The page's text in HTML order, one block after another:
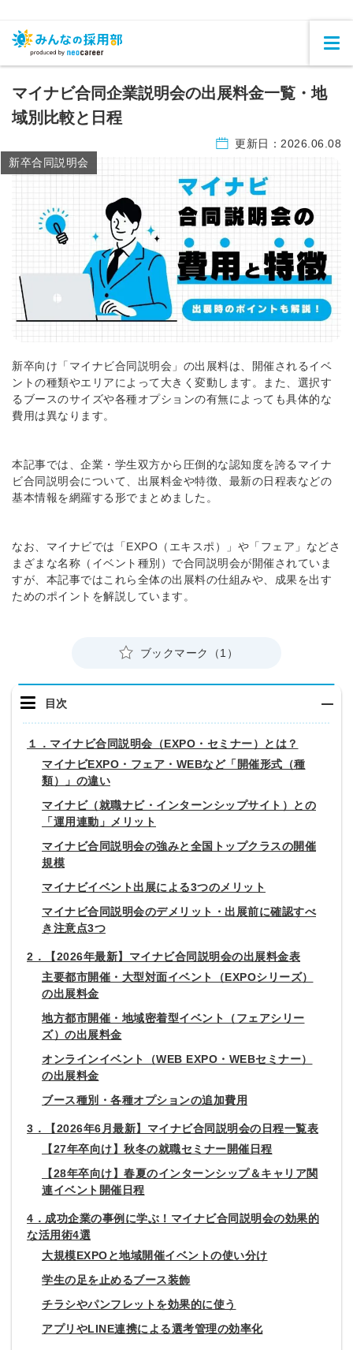
マイナビ合同企業説明会の出展料金一覧・地
域別比較と日程
更新日： 2026.06.08
新卒合同説明会
新卒向け「マイナビ合同説明会」の出展料は、開催されるイベ
ントの種類やエリアによって大きく変動します。また、選択す
るブースのサイズや各種オプションの有無によっても具体的な
費用は異なります。
本記事では、企業・学生双方から圧倒的な認知度を誇るマイナ
ビ合同説明会について、出展料金や特徴、最新の日程表などの
基本情報を網羅する形でまとめました。
なお、マイナビでは「EXPO（エキスポ）」や「フェア」などさ
まざまな名称（イベント種別）で合同説明会が開催されていま
すが、本記事ではこれら全体の出展料の仕組みや、成果を出す
ためのポイントを解説しています。
ブックマーク（1）
目次
１．マイナビ合同説明会（EXPO・セミナー）とは？
マイナビEXPO・フェア・WEBなど「開催形式（種
類）」の違い
マイナビ（就職ナビ・インターンシップサイト）との
「運用連動」メリット
マイナビ合同説明会の強みと全国トップクラスの開催
規模
マイナビイベント出展による3つのメリット
マイナビ合同説明会のデメリット・出展前に確認すべ
き注意点3つ
2．【2026年最新】マイナビ合同説明会の出展料金表
主要都市開催・大型対面イベント（EXPOシリーズ）
の出展料金
地方都市開催・地域密着型イベント（フェアシリー
ズ）の出展料金
オンラインイベント（WEB EXPO・WEBセミナー）
の出展料金
ブース種別・各種オプションの追加費用
3．【2026年6月最新】マイナビ合同説明会の日程一覧表
【27年卒向け】秋冬の就職セミナー開催日程
【28年卒向け】春夏のインターンシップ＆キャリア関
連イベント開催日程
4．成功企業の事例に学ぶ！マイナビ合同説明会の効果的
な活用術4選
大規模EXPOと地域開催イベントの使い分け
学生の足を止めるブース装飾
チラシやパンフレットを効果的に使う
アプリやLINE連携による選考管理の効率化